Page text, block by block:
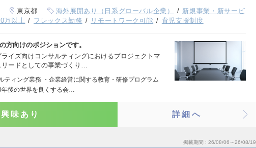
東京都 海外展開あり（日系グローバル企業）
新規事業・新サービ
万以上 フレックス勤務 リモートワーク可能 育児支援制度
方向けのポジションです。
イズ向けコンサルティングにおけるプロジェクトマ
ードとしての事業づくり…
ティング業務 ・企業経営に関する教育・研修プログラム
後の世界を良くする会…
興味あり 詳細へ
掲載期間 26/08/06～26/08/19